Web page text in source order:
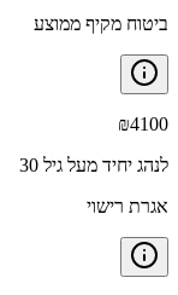
ביטוח מקיף ממוצע
₪4100
לנהג יחיד מעל גיל 30
אגרת רישוי